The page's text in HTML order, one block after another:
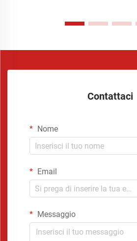
Contattaci
Nome
Email
Messaggio